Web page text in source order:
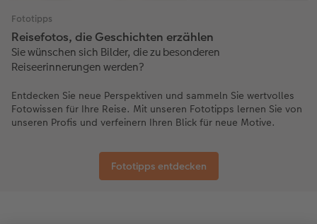
Fototipps
Reisefotos, die Geschichten erzählen
Sie wünschen sich Bilder, die zu besonderen
Reiseerinnerungen werden?
Entdecken Sie neue Perspektiven und sammeln Sie wertvolles
Fotowissen für Ihre Reise. Mit unseren Fototipps lernen Sie von
unseren Profis und verfeinern Ihren Blick für neue Motive.
Fototipps entdecken